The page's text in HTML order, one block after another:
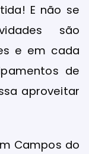
E não se
são
e em cada
de
aproveitar
Campos do